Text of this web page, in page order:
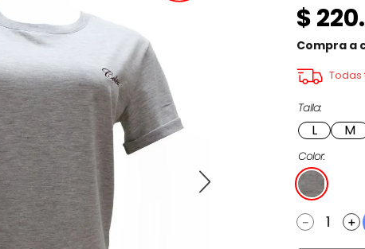
$220.
Compra a
Todas
Talla
L M
Color
＋
－